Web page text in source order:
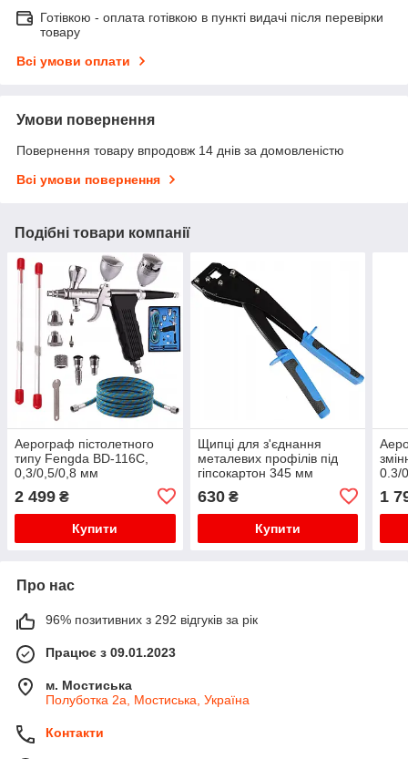
Готівкою - оплата готівкою в пункті видачі після перевірки
товару
Всі умови оплати
Умови повернення
Повернення товару впродовж 14 днів за домовленістю
Всі умови повернення
Подібні товари компанії
Аерограф пістолетного
типу Fengda BD-116C,
0,3/0,5/0,8 мм
2 499 ₴
Купити
Щипці для з'єднання
металевих профілів під
гіпсокартон 345 мм
діаметр до 0,8 мм Vorfal
V07216
630₴
Купити
0.3/
1
Про нас
96% позитивних з 292 відгуків за рік
Працює з 09.01.2023
м. Мостиська
Полуботка 2а, Мостиська, Україна
Контакти